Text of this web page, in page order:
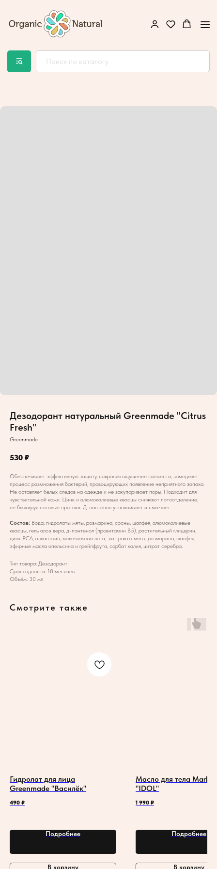
Дезодорант натуральный Greenmade "Citrus
Fresh"
Greenmade
530 ₽
Обеспечивает эффективную защиту, сохраняя ощущение свежести, замедляет
процесс размножения бактерий, провоцирующих появление неприятного запаха.
Не оставляет белых следов на одежде и не закупоривает поры. Подходит для
чувствительной кожи. Цинк и алюмокалиевые квасцы снижают потоотделение,
не блокируя потовые протоки. Д-пантенол успокаивает и смягчает.
Состав: Вода, гидролаты мяты, розмарина, сосны, шалфея, алюмокалиевые
квасцы, гель алоэ вера, д-пантенол (провитамин В5), растительный глицерин,
цинк РСА, аллантоин, молочная кислота, экстракты мяты, розмарина, шалфея,
эфирные масла апельсина и грейпфрута, сорбат калия, цитрат серебра.
Тип товара: Дезодорант
Срок годности: 18 месяцев
Объём: 30 мл
Смотрите также
Гидролат для лица
Greenmade "Василёк"
490 ₽
Подробнее
В корзину
Масло для тела
"IDOL"
1 990 ₽
Подробнее
В корзину